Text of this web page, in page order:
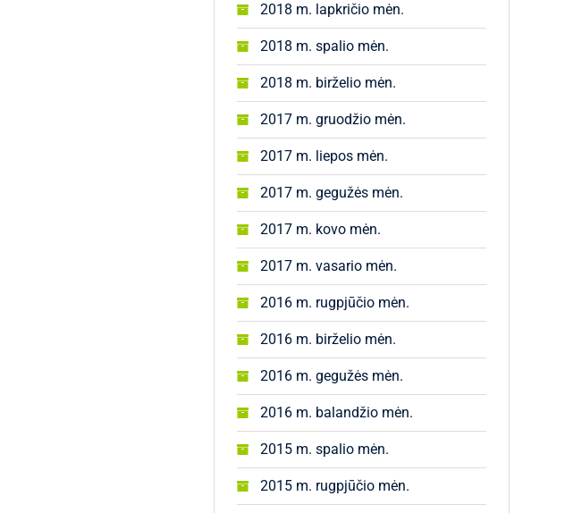
2018 m. lapkričio mėn.
2018 m. spalio mėn.
2018 m. birželio mėn.
2017 m. gruodžio mėn.
2017 m. liepos mėn.
2017 m. gegužės mėn.
2017 m. kovo mėn.
2017 m. vasario mėn.
2016 m. rugpjūčio mėn.
2016 m. birželio mėn.
2016 m. gegužės mėn.
2016 m. balandžio mėn.
2015 m. spalio mėn.
2015 m. rugpjūčio mėn.